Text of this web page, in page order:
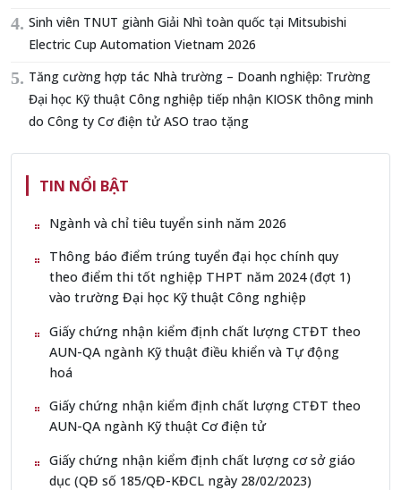
Sinh viên TNUT giành Giải Nhì toàn quốc tại Mitsubishi
Electric Cup Automation Vietnam 2026
Tăng cường hợp tác Nhà trường – Doanh nghiệp: Trường
Đại học Kỹ thuật Công nghiệp tiếp nhận KIOSK thông minh
do Công ty Cơ điện tử ASO trao tặng
TIN NỔI BẬT
Ngành và chỉ tiêu tuyển sinh năm 2026
Thông báo điểm trúng tuyển đại học chính quy
theo điểm thi tốt nghiệp THPT năm 2024 (đợt 1)
vào trường Đại học Kỹ thuật Công nghiệp
Giấy chứng nhận kiểm định chất lượng CTĐT theo
AUN-QA ngành Kỹ thuật điều khiển và Tự động
hoá
Giấy chứng nhận kiểm định chất lượng CTĐT theo
AUN-QA ngành Kỹ thuật Cơ điện tử
Giấy chứng nhận kiểm định chất lượng cơ sở giáo
dục (QĐ số 185/QĐ-KĐCL ngày 28/02/2023)